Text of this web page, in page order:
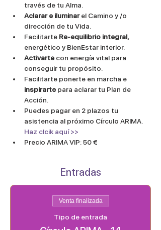
través de tu Alma.
Aclarar e iluminar el Camino y /o
dirección de tu Vida.
Facilitarte Re-equilibrio integral,
energético y BienEstar interior.
Activarte con energía vital para
conseguir tu propósito.
Facilitarte ponerte en marcha e
inspirarte para aclarar tu Plan de
Acción.
Puedes pagar en 2 plazos tu
asistencia al próximo Círculo ARIMA.
Haz clcik aquí >>
Precio ARIMA VIP: 50 €
Entradas
Venta finalizada
Tipo de entrada